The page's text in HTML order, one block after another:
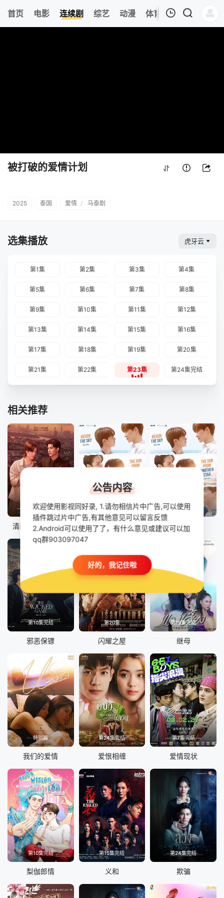
首页 电影 连续剧 综艺 动漫 体育 今日更新 热
被打破的爱情计划
2025 泰国 爱情 / 马泰剧
选集播放 虎牙云
第1集 第2集 第3集 第4集
第5集 第6集 第7集 第8集
第9集 第10集 第11集 第12集
第13集 第14集 第15集 第16集
第17集 第18集 第19集 第20集
第21集 第22集 第23集 第24集完结
相关推荐
已完结
清醒点，泰尔先生
全24集
四方极爱 第二季
已完结
四方极爱II
第10集完结
邪恶保镖
第20集
闪耀之屋
第19集完结
继母
特别篇
我们的爱情
第24集完结
爱恨相缠
第7集完结
爱情现状
第10集完结
梨伽郎情
第15集完结
义和
第24集完结
欺骗
公告内容
欢迎使用影视同好录, 1.请勿相信片中广告,可以使用
插件跳过片中广告,有其他意见可以留言反馈
2.Android可以使用了了，有什么意见或建议可以加
qq群903097047
好的，我记住啦